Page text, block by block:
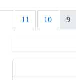
9
10
11